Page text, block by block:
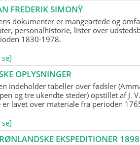
FREDERIK SIMONŸ
dokumenter er mangeartede og
personalhistorie, lister over
1830-1978.
OPLYSNINGER
indeholder tabeller over fødsler
og tre ukendte steder) opstillet af J.
er lavet over materiale fra perioden
EKSPEDITIONER